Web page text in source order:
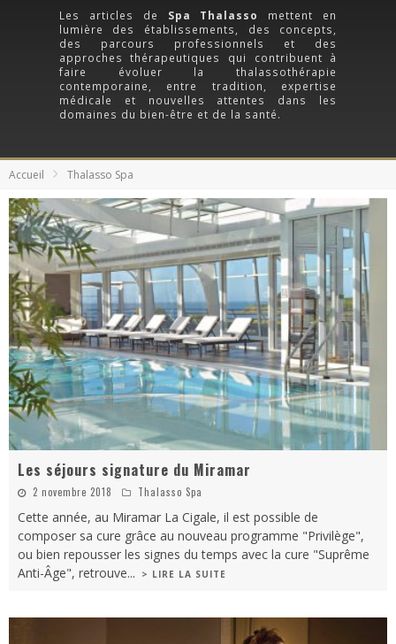
Les articles de Spa Thalasso
mettent en
lumière des établissements, des concepts,
des parcours professionnels et des
approches thérapeutiques qui contribuent à
faire évoluer la thalassothérapie
contemporaine, entre tradition, expertise
médicale et nouvelles attentes dans les
domaines du bien-être et de la santé.
Accueil Thalasso Spa
Les séjours signature du Miramar
2 novembre 2018 Thalasso Spa
Cette année, au Miramar La Cigale, il est possible de
composer sa cure grâce au nouveau programme "Privilège",
ou bien repousser les signes du temps avec la cure "Suprême
Anti-Âge", retrouve... > LIRE LA SUITE